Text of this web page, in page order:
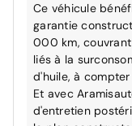
Ce véhicule
garantie
000 km,
liés à la
d'huile, à
Et avec
d'entretien